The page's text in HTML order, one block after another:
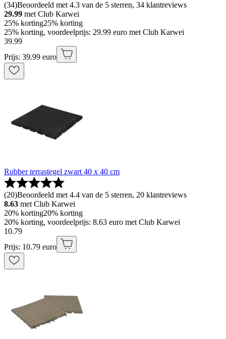
(34)Beoordeeld met 4.3 van de 5 sterren, 34 klantreviews
29.99 met Club Karwei
25% korting25% korting
25% korting, voordeelprijs: 29.99 euro met Club Karwei
39.99
Prijs: 39.99 euro
Rubber terrastegel zwart 40 x 40 cm
(20)Beoordeeld met 4.4 van de 5 sterren, 20 klantreviews
8.63 met Club Karwei
20% korting20% korting
20% korting, voordeelprijs: 8.63 euro met Club Karwei
10.79
Prijs: 10.79 euro